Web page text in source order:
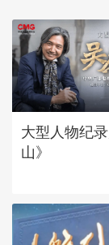
大型人物纪
山》